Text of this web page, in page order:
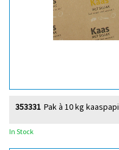
Pak à 10 kg
353331
In Stock